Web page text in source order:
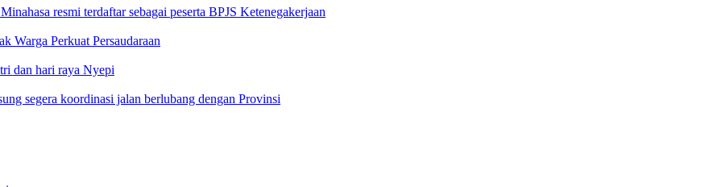
resmi terdaftar sebagai peserta BPJS Ketenegakerjaan
Perkuat Persaudaraan
dan hari raya Nyepi
segera koordinasi jalan berlubang dengan Provinsi